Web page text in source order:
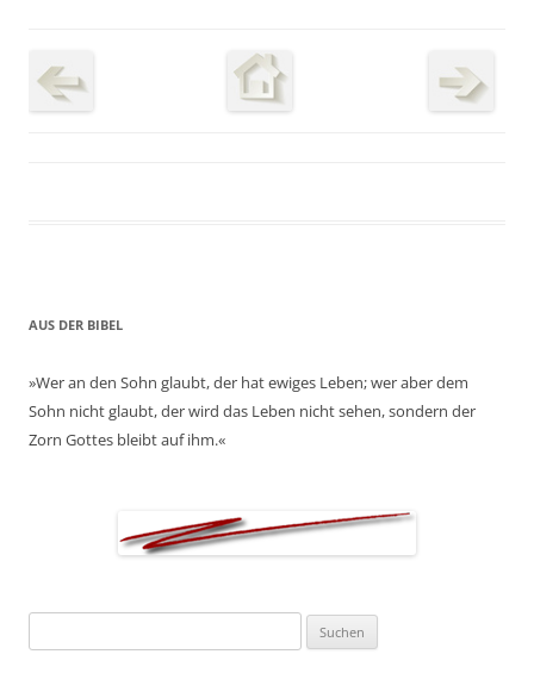
AUS DER BIBEL
»Wer an den Sohn glaubt, der hat ewiges Leben; wer aber dem
Sohn nicht glaubt, der wird das Leben nicht sehen, sondern der
Zorn Gottes bleibt auf ihm.«
nach: